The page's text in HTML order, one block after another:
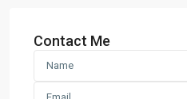
Contact Me